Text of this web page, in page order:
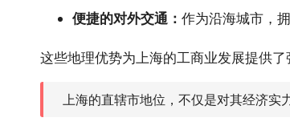
便捷的对外交通： 作为沿海城市，
这些地理优势为上海的工商业发展提供
上海的直辖市地位，不仅是对其经济